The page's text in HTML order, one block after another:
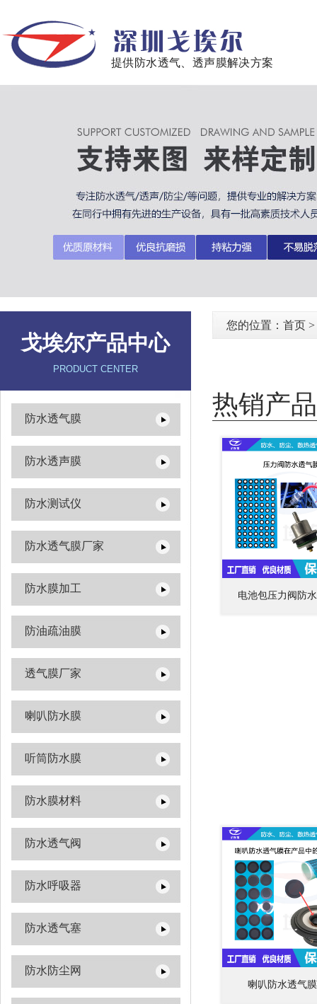
提供防水透气、透声膜解决方案
戈埃尔产品中心
PRODUCT CENTER
防水透气膜
防水透声膜
防水测试仪
防水透气膜厂家
防水膜加工
防油疏油膜
透气膜厂家
喇叭防水膜
听筒防水膜
防水膜材料
防水透气阀
防水呼吸器
防水透气塞
防水防尘网
您的位置： 首页 >
热销产
电池包压力阀防
喇叭防水透气